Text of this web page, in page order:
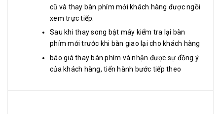
cũ và thay bàn phím mới khách hàng được ngồi
xem trực tiếp.
Sau khi thay song bật máy kiểm tra lại bàn
phím mới trước khi bàn giao lại cho khách hàng
báo giá thay bàn phím và nhận được sự đồng ý
của khách hàng, tiến hành bước tiếp theo